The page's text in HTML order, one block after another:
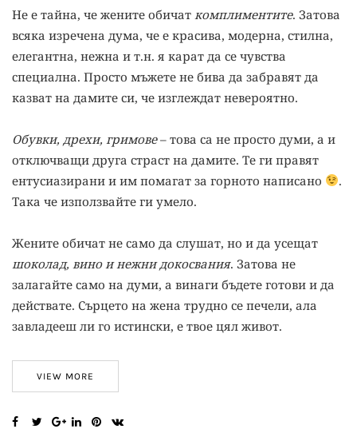
Не е тайна, че жените обичат комплиментите. Затова
всяка изречена дума, че е красива, модерна, стилна,
елегантна, нежна и т.н. я карат да се чувства
специална. Просто мъжете не бива да забравят да
казват на дамите си, че изглеждат невероятно.
Обувки, дрехи, гримове– това са не просто думи, а и
отключващи друга страст на дамите. Те ги правят
ентусиазирани и им помагат за горното написано
.
Така че използвайте ги умело.
Жените обичат не само да слушат, но и да усещат
шоколад, вино и нежни докосвания. Затова не
залагайте само на думи, а винаги бъдете готови и да
действате. Сърцето на жена трудно се печели, ала
завладееш ли го истински, е твое цял живот.
VIEW MORE